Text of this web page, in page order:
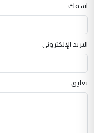
اسمك
البريد الإلكتروني
تعليق